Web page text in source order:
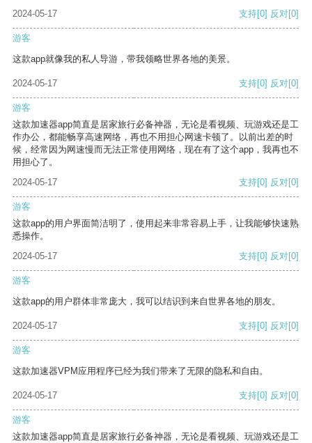
2024-05-17
支持[0] 反对[0]
游客
这款app就像我的私人导游，带我领略世界各地的美景。
2024-05-17 支持[0] 反对[0]
游客
这款加速器app简直是居家旅行必备神器，无论是看视频、玩游戏还是工
作办公，都能畅享高速网络，再也不用担心网速卡顿了。以前出差的时
候，经常因为网速慢而无法正常使用网络，现在有了这个app，我再也不
用担心了。
2024-05-17
支持[0] 反对[0]
游客
这款app的用户界面简洁明了，使用起来非常容易上手，让我能够快速熟
悉操作。
2024-05-17
支持[0] 反对[0]
游客
这款app的用户群体非常庞大，我可以结识到来自世界各地的朋友。
2024-05-17 支持[0] 反对[0]
游客
这款加速器VPM应用程序已经为我们带来了无限的隐私和自由。
2024-05-17 支持[0] 反对[0]
游客
这款加速器app简直是居家旅行必备神器，无论是看视频、玩游戏还是工